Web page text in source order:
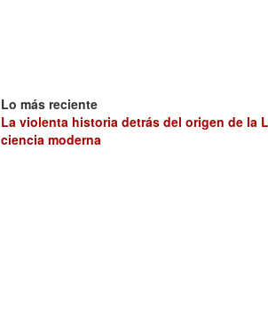
Lo más reciente
La violenta historia detrás del origen de la
ciencia moderna